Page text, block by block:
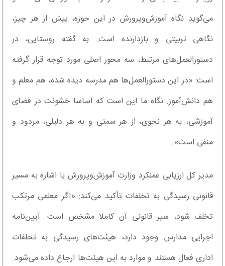
می‌گوید نگاه آموزش‌وپرورش در این حوزه، پیش از هر چیز،
نگاهی تربیتی و بازدارنده است. به گفته روستایی، در
دستورالعمل‌های مرتبط، سه محور اصلی مورد توجه قرار گرفته
است: «در این دستورالعمل‌ها هم مدرسه دیده شده، هم معلم و
هم دانش‌آموز. نگاه ما این است که اساسا خشونت در فضای
آموزشی، به هر نحوی، از هر سمتی و به هر دلیلی، مردود و
منفی است».
مدیر کل ارزیابی عملکرد وزارت آموزش‌وپرورش با اشاره به مسیر
قانونی رسیدگی به تخلفات تأکید می‌کند: «اگر معلمی مرتکب
تخلف شود، سیر قانونی آن کاملا مشخص است. آیین‌نامه
اجرایی مدارس وجود دارد، هیئت‌های رسیدگی به تخلفات
اداری فعال هستند و موارد به این هیئت‌ها ارجاع داده می‌شود.